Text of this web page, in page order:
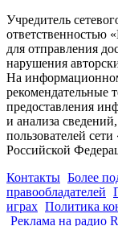
Учредитель
ответственностью
для отправления
нарушения
На
рекомендательные
предоставления
и анализа
пользователей
Российской
Контакты Более
правообладателей
играх Политика
Реклама на радио